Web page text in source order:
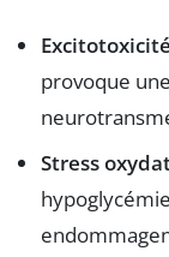
provoque
Stress